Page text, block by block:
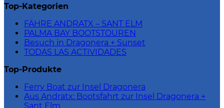
Top-Kategorien
FÄHRE ANDRATX – SANT ELM
PALMA BAY BOOTSTOUREN
Besuch in Dragonera + Sunset
TODAS LAS ACTIVIDADES
Top-Produkte
Ferry Boat zur Insel Dragonera
Aus Andratx: Bootsfahrt zur Insel Dragonera +
Sant Elm